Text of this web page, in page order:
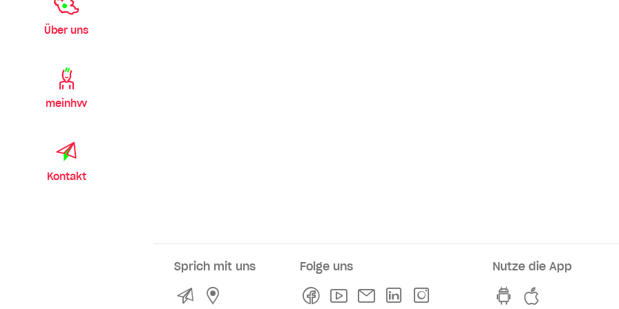
Über uns
meinhvv
Kontakt
Sprich mit uns
KontaktService- und Verkaufsstellen
Folge uns
FacebookYoutubeNewsletterLinkedln
Nutze die App
hvv switch App